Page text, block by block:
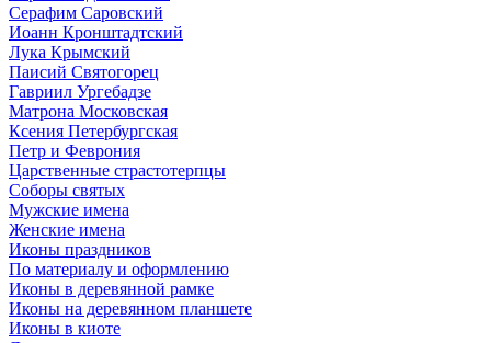
Серафим Саровский
Иоанн Кронштадтский
Лука Крымский
Паисий Святогорец
Гавриил Ургебадзе
Матрона Московская
Ксения Петербургская
Петр и Феврония
Царственные страстотерпцы
Соборы святых
Мужские имена
Женские имена
Иконы праздников
По материалу и оформлению
Иконы в деревянной рамке
Иконы на деревянном планшете
Иконы в киоте